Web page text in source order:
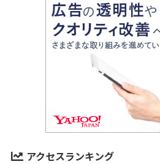
アクセスランキング